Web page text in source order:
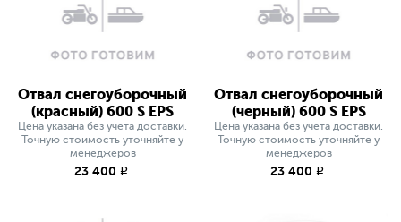
Отвал снегоуборочный
(красный) 600 S EPS
Цена указана без учета доставки.
Точную стоимость уточняйте у
менеджеров
23 400 q
Отвал снегоуборочный
(черный) 600 S EPS
Цена указана без учета доставки.
Точную стоимость уточняйте у
менеджеров
23 400 q